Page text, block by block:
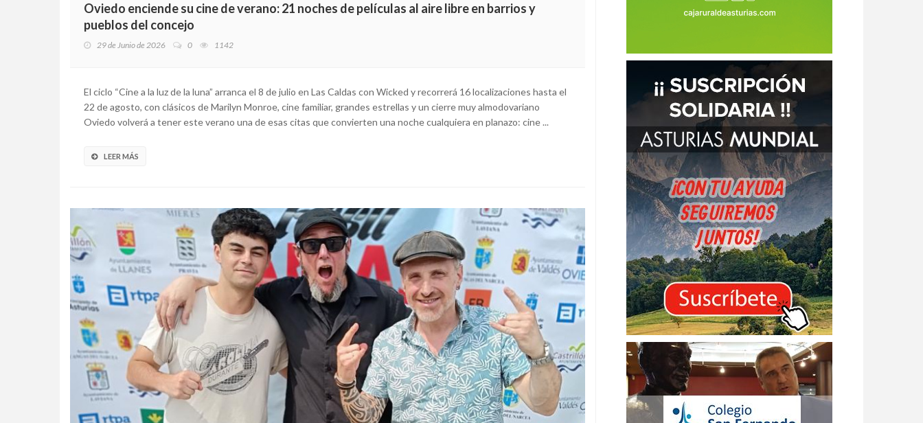
Oviedo enciende su cine de verano: 21 noches de películas al aire libre en barrios y
pueblos del concejo
29 de Junio de 2026 0 1142
El ciclo “Cine a la luz de la luna” arranca el 8 de julio en Las Caldas con Wicked y recorrerá 16 localizaciones hasta el
22 de agosto, con clásicos de Marilyn Monroe, cine familiar, grandes estrellas y un cierre muy almodovariano
Oviedo volverá a tener este verano una de esas citas que convierten una noche cualquiera en planazo: cine ...
LEER MÁS